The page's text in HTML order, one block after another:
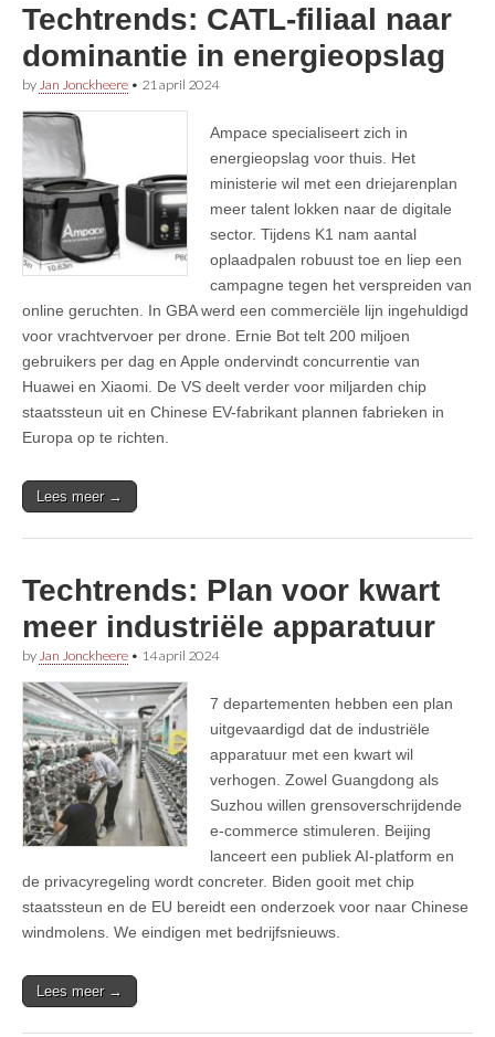
Techtrends: CATL-filiaal naar
dominantie in energieopslag
by Jan Jonckheere • 21 april 2024
Ampace specialiseert zich in
energieopslag voor thuis. Het
ministerie wil met een driejarenplan
meer talent lokken naar de digitale
sector. Tijdens K1 nam aantal
oplaadpalen robuust toe en liep een
campagne tegen het verspreiden van
online geruchten. In GBA werd een commerciële lijn ingehuldigd
voor vrachtvervoer per drone. Ernie Bot telt 200 miljoen
gebruikers per dag en Apple ondervindt concurrentie van
Huawei en Xiaomi. De VS deelt verder voor miljarden chip
staatssteun uit en Chinese EV-fabrikant plannen fabrieken in
Europa op te richten.
Lees meer →
Techtrends: Plan voor kwart
meer industriële apparatuur
by Jan Jonckheere • 14 april 2024
7 departementen hebben een plan
uitgevaardigd dat de industriële
apparatuur met een kwart wil
verhogen. Zowel Guangdong als
Suzhou willen grensoverschrijdende
e-commerce stimuleren. Beijing
lanceert een publiek AI-platform en
de privacyregeling wordt concreter. Biden gooit met chip
staatssteun en de EU bereidt een onderzoek voor naar Chinese
windmolens. We eindigen met bedrijfsnieuws.
Lees meer →